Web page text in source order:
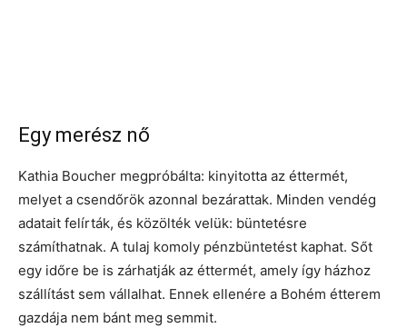
Egy merész nő
Kathia Boucher megpróbálta: kinyitotta az éttermét,
melyet a csendőrök azonnal bezárattak. Minden vendég
adatait felírták, és közölték velük: büntetésre
számíthatnak. A tulaj komoly pénzbüntetést kaphat. Sőt
egy időre be is zárhatják az éttermét, amely így házhoz
szállítást sem vállalhat. Ennek ellenére a Bohém étterem
gazdája nem bánt meg semmit.